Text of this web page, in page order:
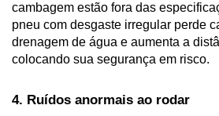
cambagem estão fora das
pneu com desgaste irregular perde
drenagem de água e aumenta a
colocando sua segurança em risco.
4. Ruídos anormais ao rodar